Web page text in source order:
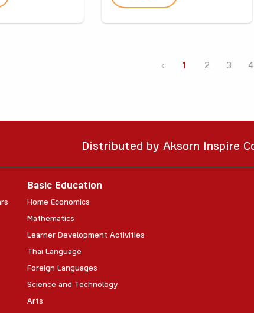
‹ 1 2 3 4
Distributed by Aksorn Inspire
Basic Education
Home Economics
Mathematics
Learner Development Activities
Thai Language
Foreign Languages
Science and Technology
Arts